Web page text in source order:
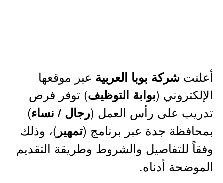
أعلنت شركة بوبا العربية عبر موقعها
الإلكتروني (بوابة التوظيف) توفر فرص
تدريب على رأس العمل (رجال / نساء)
بمحافظة جدة عبر برنامج (تمهير )، وذلك
وفقاً للتفاصيل والشروط وطريقة التقديم
الموضحة أدناه.